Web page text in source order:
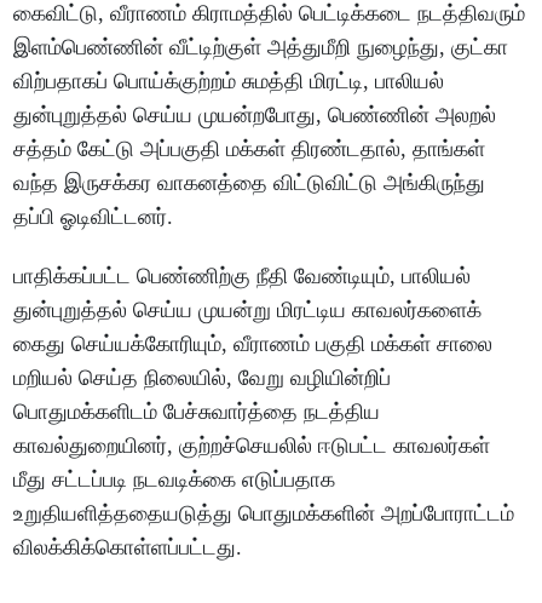
கைவிட்டு, வீராணம் கிராமத்தில் பெட்டிக்கடை நடத்திவரும்
இளம்பெண்ணின் வீட்டிற்குள் அத்துமீறி நுழைந்து, குட்கா
விற்பதாகப் பொய்க்குற்றம் சுமத்தி மிரட்டி, பாலியல்
துன்புறுத்தல் செய்ய முயன்றபோது, பெண்ணின் அலறல்
சத்தம் கேட்டு அப்பகுதி மக்கள் திரண்டதால், தாங்கள்
வந்த இருசக்கர வாகனத்தை விட்டுவிட்டு அங்கிருந்து
தப்பி ஓடிவிட்டனர்.
பாதிக்கப்பட்ட பெண்ணிற்கு நீதி வேண்டியும், பாலியல்
துன்புறுத்தல் செய்ய முயன்று மிரட்டிய காவலர்களைக்
கைது செய்யக்கோரியும், வீராணம் பகுதி மக்கள் சாலை
மறியல் செய்த நிலையில், வேறு வழியின்றிப்
பொதுமக்களிடம் பேச்சுவார்த்தை நடத்திய
காவல்துறையினர், குற்றச்செயலில் ஈடுபட்ட காவலர்கள்
மீது சட்டப்படி நடவடிக்கை எடுப்பதாக
உறுதியளித்ததையடுத்து பொதுமக்களின் அறப்போராட்டம்
விலக்கிக்கொள்ளப்பட்டது.